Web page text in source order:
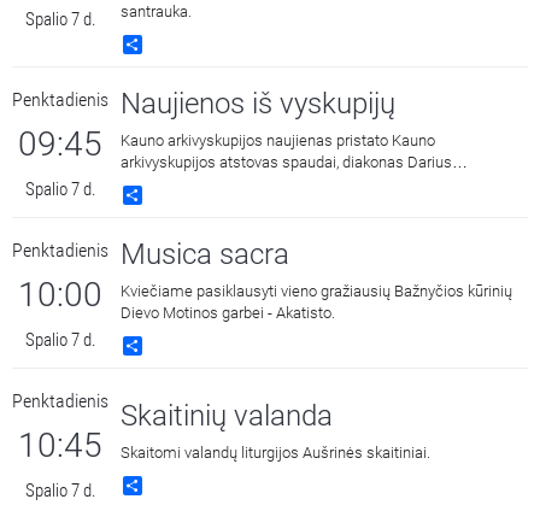
Spalio 7 d.
santrauka.
Penktadienis
09:45
Spalio 7 d.
Naujienos iš vyskupijų
Kauno arkivyskupijos naujienas pristato Kauno
arkivyskupijos atstovas spaudai, diakonas Darius
Chmieliauskas.
Penktadienis
10:00
Spalio 7 d.
Musica sacra
Kviečiame pasiklausyti vieno gražiausių Bažnyčios kūrinių
Dievo Motinos garbei - Akatisto.
Penktadienis
10:45
Spalio 7 d.
Skaitinių valanda
Skaitomi valandų liturgijos Aušrinės skaitiniai.